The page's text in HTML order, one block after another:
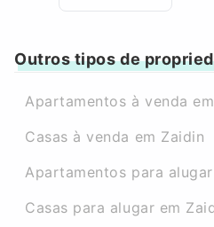
Outros tipos de
Apartamentos à venda
Casas à venda em Zaidin
Apartamentos para
Casas para alugar em